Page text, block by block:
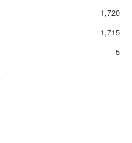
1,720
1,715
5